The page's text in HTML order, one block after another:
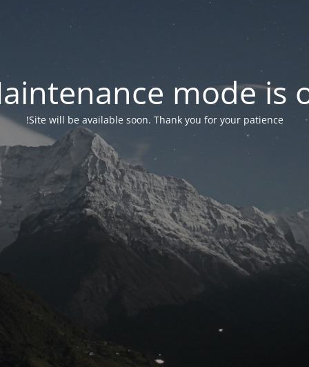
mode is
Site will be available soon. Thank you for your patience!